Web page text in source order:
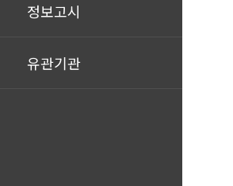
정보고시
유관기관